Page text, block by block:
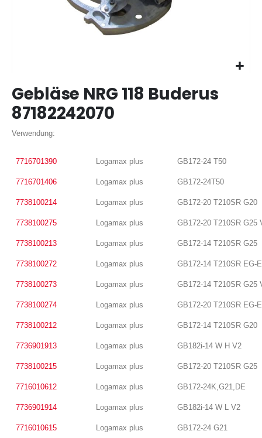
Anfang
Bildergalerie
Gebläse NRG 118 Buderus
87182242070
Verwendung:
7716701390 Logamax plus GB172-24 T50
7716701406 Logamax plus GB172-24T50
7738100214 Logamax plus GB172-20 T210SR G20
7738100275 Logamax plus GB172-20 T210SR G25
7738100213 Logamax plus GB172-14 T210SR G25
7738100272 Logamax plus GB172-14 T210SR EG-
7738100273 Logamax plus GB172-14 T210SR G25
7738100274 Logamax plus GB172-20 T210SR EG-
7738100212 Logamax plus GB172-14 T210SR G20
7736901913 Logamax plus GB182i-14 W H V2
7738100215 Logamax plus GB172-20 T210SR G25
7716010612 Logamax plus GB172-24K,G21,DE
7736901914 Logamax plus GB182i-14 W L V2
7716010615 Logamax plus GB172-24 G21